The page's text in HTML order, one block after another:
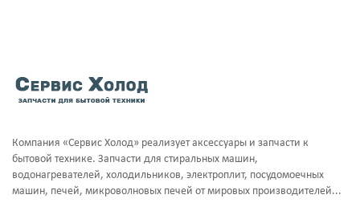
Компания «Сервис Холод» реализует аксессуары и запчасти к
бытовой технике. Запчасти для стиральных машин,
водонагревателей, холодильников, электроплит, посудомоечных
машин, печей, микроволновых печей от мировых производителей...